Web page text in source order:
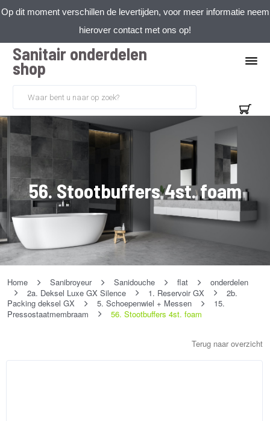
Op dit moment verschillen de levertijden, voor meer informatie neem
hierover contact met ons op!
Sanitair onderdelen
shop
56. Stootbuffers 4st. foam
Home Sanibroyeur Sanidouche flat
onderdelen
2a. Deksel Luxe GX Silence
1. Reservoir GX
2b.
Packing deksel GX
5. Schoepenwiel + Messen
15.
Pressostaatmembraam
56. Stootbuffers 4st. foam
Terug naar overzicht